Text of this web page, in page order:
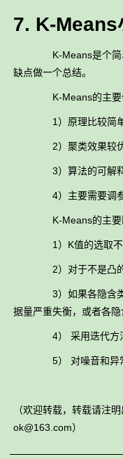
7. K-Means
K-Means是个简单
缺点做一个总结。
K-Means的主要优
1）原理比较简单，
2）聚类效果较优
3）算法的可解释
4）主要需要调参的
K-Means的主要缺
1）K值的选取不
2）对于不是凸的
3）如果各隐含类别
据量严重失衡，或者各隐
4） 采用迭代方法，
5） 对噪音和异常
（欢迎转载，转载请注
ok@163.com）